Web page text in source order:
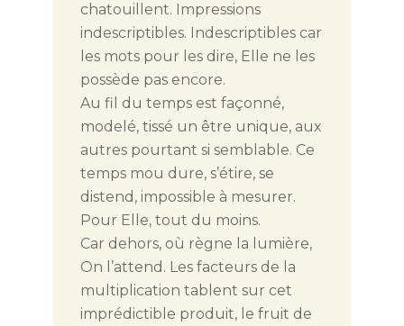
chatouillent. Impressions
indescriptibles. Indescriptibles car
les mots pour les dire, Elle ne les
possède pas encore.
Au fil du temps est façonné,
modelé, tissé un être unique, aux
autres pourtant si semblable. Ce
temps mou dure, s’étire, se
distend, impossible à mesurer.
Pour Elle, tout du moins.
Car dehors, où règne la lumière,
On l’attend. Les facteurs de la
multiplication tablent sur cet
imprédictible produit, le fruit de